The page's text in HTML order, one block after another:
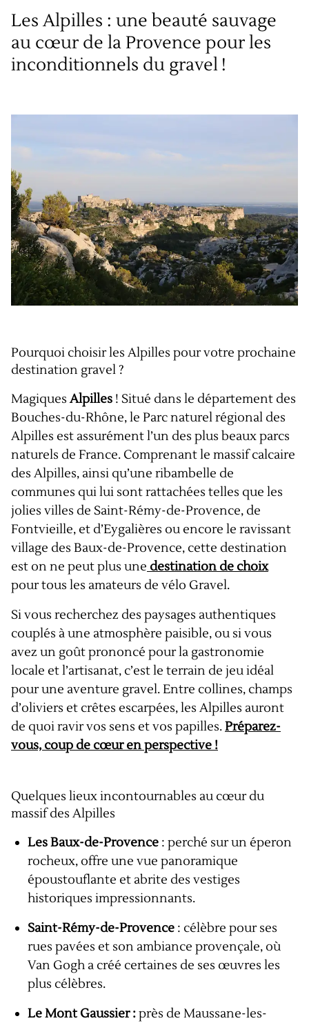
Les Alpilles : une beauté sauvage
au cœur de la Provence pour les
inconditionnels du gravel !
Pourquoi choisir les Alpilles pour votre prochaine
destination gravel ?
MagiquesAlpilles ! Situé dans le département des
Bouches-du-Rhône, le Parc naturel régional des
Alpilles est assurément l’un des plus beaux parcs
naturels de France. Comprenant le massif calcaire
des Alpilles, ainsi qu’une ribambelle de
communes qui lui sont rattachées telles que les
jolies villes de Saint-Rémy-de-Provence, de
Fontvieille, et d’Eygalières ou encore le ravissant
village des Baux-de-Provence, cette destination
est on ne peut plus une destination de choix
pour tous les amateurs de vélo Gravel.
Si vous recherchez des paysages authentiques
couplés à une atmosphère paisible, ou si vous
avez un goût prononcé pour la gastronomie
locale et l’artisanat, c’est le terrain de jeu idéal
pour une aventure gravel. Entre collines, champs
d’oliviers et crêtes escarpées, les Alpilles auront
de quoi ravir vos sens et vos papilles.Préparez-
vous, coup de cœur en perspective !
Quelques lieux incontournables au cœur du
massif des Alpilles
Les Baux-de-Provence : perché sur un éperon
rocheux, offre une vue panoramique
époustouflante et abrite des vestiges
historiques impressionnants.
Saint-Rémy-de-Provence : célèbre pour ses
rues pavées et son ambiance provençale, où
Van Gogh a créé certaines de ses œuvres les
plus célèbres.
Le Mont Gaussier :près de Maussane-les-